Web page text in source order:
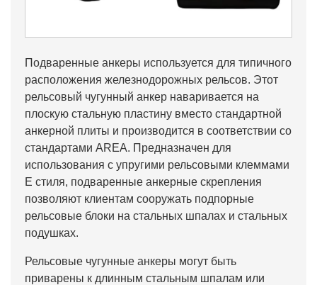
Подваренные анкеры используется для типичного
расположения железнодорожных рельсов. Этот
рельсовый чугунный анкер наваривается на
плоскую стальную пластину вместо стандартной
анкерной плиты и производится в соответствии со
стандартами AREA. Предназначен для
использования с упругими рельсовыми клеммами
E стиля, подваренные анкерные скрепления
позволяют клиентам сооружать подпорные
рельсовые блоки на стальных шпалах и стальных
подушках.
Рельсовые чугунные анкеры могут быть
приварены к длинным стальным шпалам или